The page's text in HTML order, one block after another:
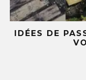
IDÉES DE